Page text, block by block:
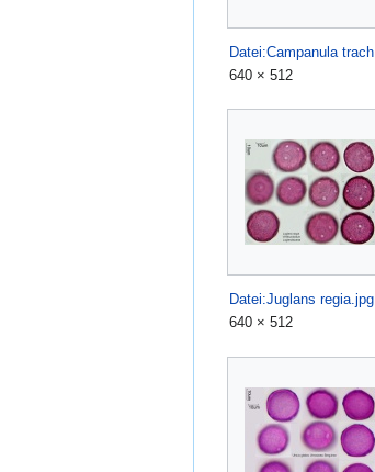
640 × 512
Datei:Juglans regia.jpg
640 × 512